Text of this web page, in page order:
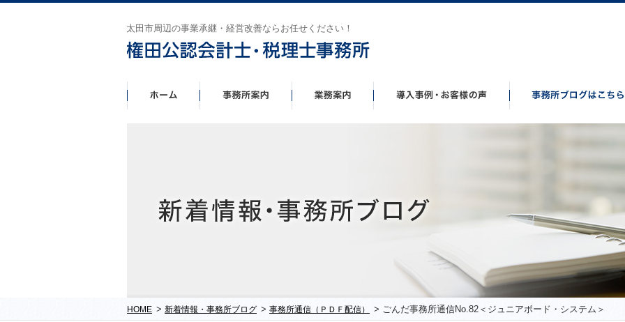
太田市周辺の事業承継・経営改善ならお任せください！
HOME > 新着情報・事務所ブログ > 事務所通信（ＰＤＦ配信） > ごんだ事務所通信No.82＜ジュニアボード・システム＞